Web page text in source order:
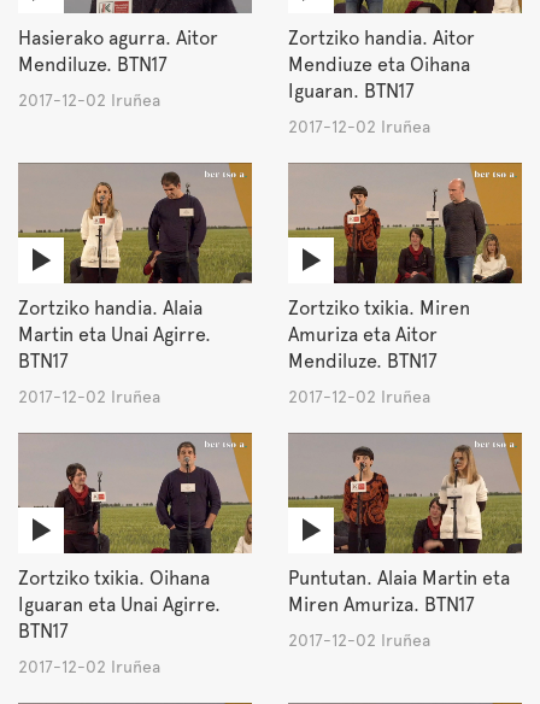
Hasierako agurra. Aitor
Mendiluze. BTN17
2017-12-02 Iruñea
Zortziko handia. Aitor
Mendiuze eta Oihana
Iguaran. BTN17
2017-12-02 Iruñea
Zortziko handia. Alaia
Martin eta Unai Agirre.
BTN17
2017-12-02 Iruñea
Zortziko txikia. Miren
Amuriza eta Aitor
Mendiluze. BTN17
2017-12-02 Iruñea
Zortziko txikia. Oihana
Iguaran eta Unai Agirre.
BTN17
2017-12-02 Iruñea
Puntutan. Alaia Martin eta
Miren Amuriza. BTN17
2017-12-02 Iruñea